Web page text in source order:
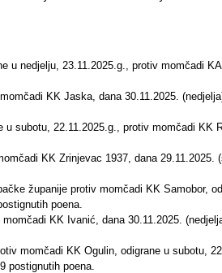
u nedjelju, 23.11.2025.g., protiv momčadi
KK Jaska, dana 30.11.2025.
subotu, 22.11.2025.g., protiv momčadi
KK Zrinjevac 1937, dana
županije protiv momčadi KK Samobor,
poena.
KK Ivanić, dana 30.11.2025.
momčadi KK Ogulin, odigrane u subotu,
postignutih poena.